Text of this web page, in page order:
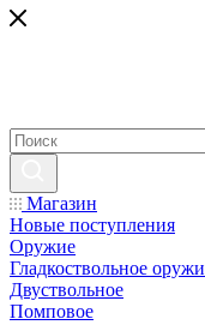
Магазин
Новые поступления
Оружие
Гладкоствольное
Двуствольное
Помповое